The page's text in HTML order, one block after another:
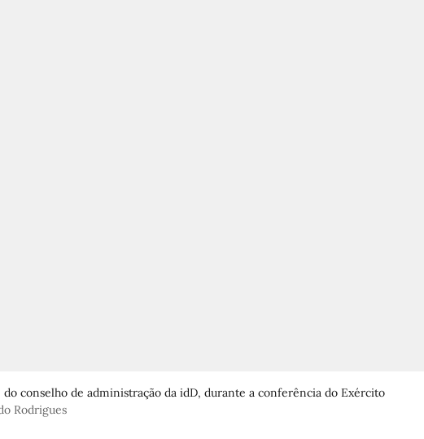
conselho de administração da idD, durante a conferência do Exército
Rodrigues